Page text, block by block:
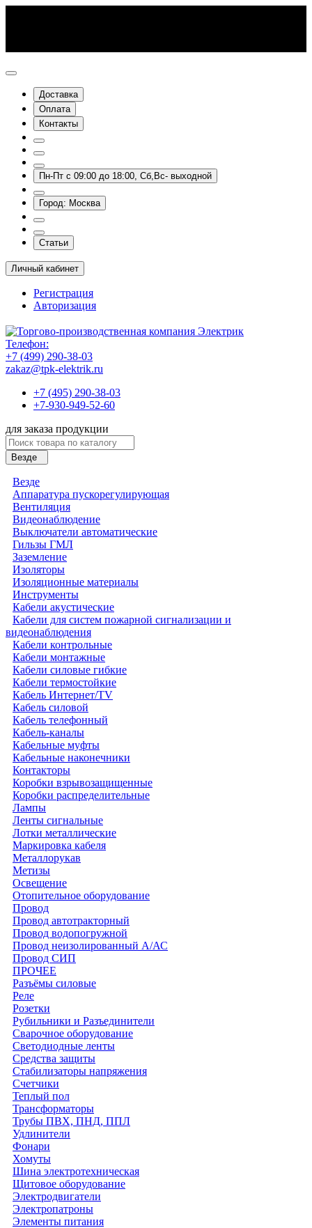
Доставка
Оплата
Контакты
Пн-Пт с 09:00 до 18:00, Сб,Вс- выходной
Город: Москва
Статьи
Личный кабинет
Регистрация
Авторизация
Телефон:
+7 (499) 290-38-03
zakaz@tpk-elektrik.ru
+7 (495) 290-38-03
+7-930-949-52-60
для заказа продукции
Везде
Везде
Аппаратура пускорегулирующая
Вентиляция
Видеонаблюдение
Выключатели автоматические
Гильзы ГМЛ
Заземление
Изоляторы
Изоляционные материалы
Инструменты
Кабели акустические
Кабели для систем пожарной сигнализации и
видеонаблюдения
Кабели контрольные
Кабели монтажные
Кабели силовые гибкие
Кабели термостойкие
Кабель Интернет/TV
Кабель силовой
Кабель телефонный
Кабель-каналы
Кабельные муфты
Кабельные наконечники
Контакторы
Коробки взрывозащищенные
Коробки распределительные
Лампы
Ленты сигнальные
Лотки металлические
Маркировка кабеля
Металлорукав
Метизы
Освещение
Отопительное оборудование
Провод
Провод автотракторный
Провод водопогружной
Провод неизолированный А/АС
Провод СИП
ПРОЧЕЕ
Разъёмы силовые
Реле
Розетки
Рубильники и Разъединители
Сварочное оборудование
Светодиодные ленты
Средства защиты
Стабилизаторы напряжения
Счетчики
Теплый пол
Трансформаторы
Трубы ПВХ, ПНД, ППЛ
Удлинители
Фонари
Хомуты
Шина электротехническая
Щитовое оборудование
Электродвигатели
Электропатроны
Элементы питания